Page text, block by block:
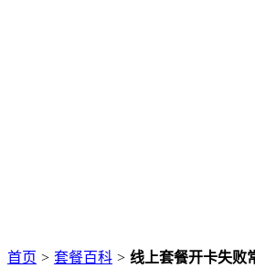
首页 > 套餐百科 > 线上套餐开卡失败